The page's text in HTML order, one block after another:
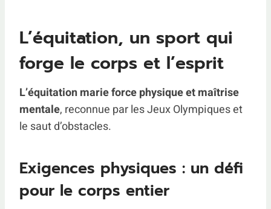
L’équitation, un sport qui
forge le corps et l’esprit
L’équitation marie force physique et maîtrise
mentale, reconnue par les Jeux Olympiques et
le saut d’obstacles.
Exigences physiques : un défi
pour le corps entier